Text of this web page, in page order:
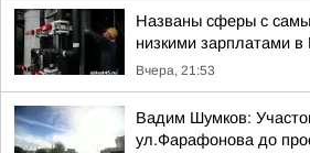
Названы сферы с
низкими зарплатами в
Вчера, 21:53
Вадим Шумков:
ул.Фарафонова до